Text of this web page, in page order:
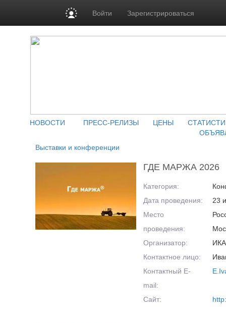
Войти Зарегистрироваться
НОВОСТИ ПРЕСС-РЕЛИЗЫ ЦЕНЫ
Выставки и конференции
ГДЕ МАРЖА 2026
Категория:
Дата проведения:
23
Место
проведения:
Организатор:
Контактное лицо:
Контактный E-
mail:
Сайт: